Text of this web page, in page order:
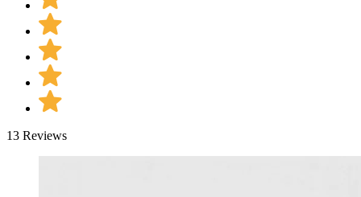
13 Reviews